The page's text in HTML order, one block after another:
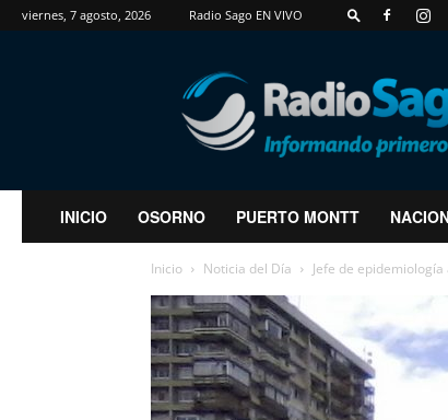
viernes, 7 agosto, 2026 Radio Sago EN VIVO
RadioSago
INICIO OSORNO PUERTO MONTT
Inicio Noticia del Día Jefe de